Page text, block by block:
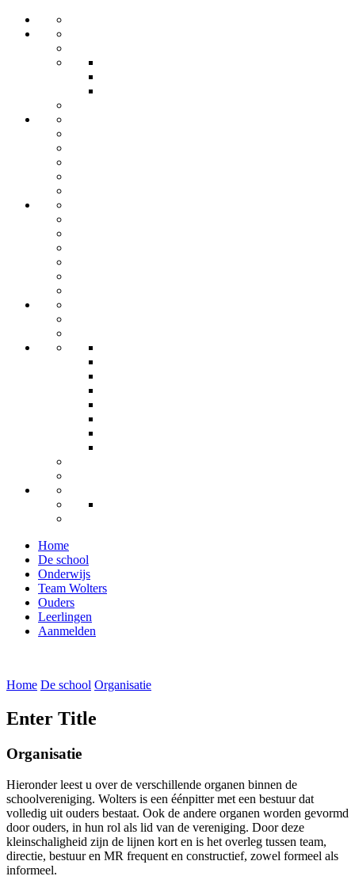
Home
De school
Onderwijs
Team Wolters
Ouders
Leerlingen
Aanmelden
Home De school Organisatie
Enter Title
Organisatie
Hieronder leest u over de verschillende organen binnen de
schoolvereniging. Wolters is een éénpitter met een bestuur dat
volledig uit ouders bestaat. Ook de andere organen worden gevormd
door ouders, in hun rol als lid van de vereniging. Door deze
kleinschaligheid zijn de lijnen kort en is het overleg tussen team,
directie, bestuur en MR frequent en constructief, zowel formeel als
informeel.